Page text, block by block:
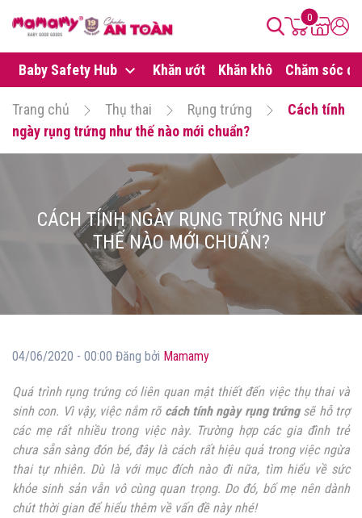
0
Baby Safety Hub Khăn ướt Khăn khô Chăm sóc da
Trang chủ Thụ thai Rụng trứng
Cách tính
ngày rụng trứng như thế nào mới chuẩn?
CÁCH TÍNH NGÀY RỤNG TRỨNG NHƯ
THẾ NÀO MỚI CHUẨN?
04/06/2020 - 00:00 Đăng bởi Mamamy
Quá trình rụng trứng có liên quan mật thiết đến việc thụ thai và
sinh con. Vì vậy, việc nắm rõ cách tính ngày rụng trứngsẽ hỗ trợ
các mẹ rất nhiều trong việc này. Trường hợp các gia đình trẻ
chưa sẵn sàng đón bé, đây là cách rất hiệu quả trong việc ngừa
thai tự nhiên. Dù là với mục đích nào đi nữa, tìm hiểu về sức
khỏe sinh sản vẫn vô cùng quan trọng. Do đó, bố mẹ nên dành
chút thời gian để hiểu thêm về vấn đề này nhé!